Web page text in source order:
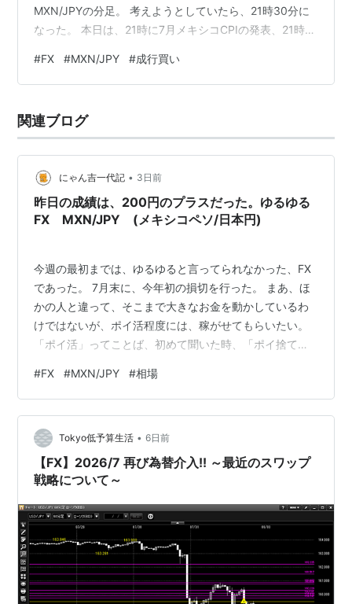
MXN/JPYの分足。 考えようとしていたら、21時30分に
なった。 本日は、21時に7月メキシコCPIの発表、21時
とんど動いていないが、21時30分の発表の後は少し値が
下がった。 今日の様子だと、これ以上下がることはなさ
成行で、20000通貨だ。 少し買い遅れて、9.177円だっ
た。 まあ、仕方ない。 9.145円で入れていた…
#FX #MXN/JPY #成行買い
関連ブログ
にゃん吉一代記 • 3日前
昨日の成績は、200円のプラスだった。ゆるゆる
FX MXN/JPY (メキシコペソ/日本円)
今週の最初までは、ゆるゆると言ってられなかった、FX
であった。 7月末に、今年初の損切を行った。 まあ、ほ
かの人と違って、そこまで大きなお金を動かしているわ
けではないが、ポイ活程度には、稼がせてもらいたい。
「ポイ活」ってことば、初めて聞いた時、「ポイ捨て」
行り始めたのだろう。何にでも、「活」をつけりゃ、そ
れなりみたいな変な風潮になっている。かつやに行っ
て、とんかつ食べたら、「かつ活」？”かつかつ”なのは、
俺の生活だ。 ポイ捨てに、怒る「ポイ活」。 さて、FX
だ。 昨夜から、MXN/JPYは、9.2円台付近に値を戻し
た。 ドルも同じ感じで、す…
#FX #MXN/JPY #相場
Tokyo低予算生活 • 6日前
【FX】2026/7 再び為替介入!! ～最近のスワップ
戦略について～